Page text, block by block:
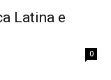
Latina e
0